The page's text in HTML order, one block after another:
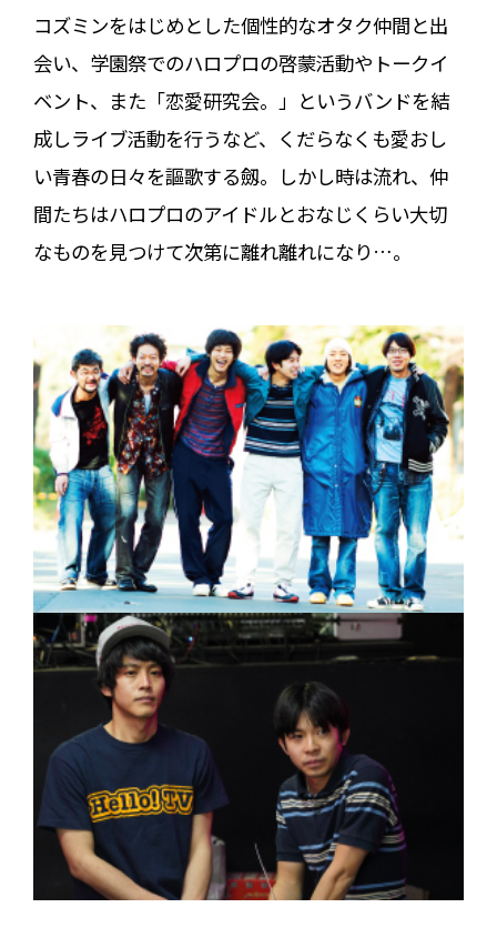
コズミンをはじめとした個性的なオタク仲間と出
会い、学園祭でのハロプロの啓蒙活動やトークイ
ベント、また「恋愛研究会。」というバンドを結
成しライブ活動を行うなど、くだらなくも愛おし
い青春の日々を謳歌する劔。しかし時は流れ、仲
間たちはハロプロのアイドルとおなじくらい大切
なものを見つけて次第に離れ離れになり…。